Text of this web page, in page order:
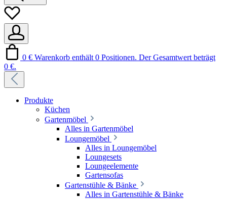
0 € Warenkorb enthält 0 Positionen. Der Gesamtwert beträgt
0 €.
Produkte
Küchen
Gartenmöbel
Alles in Gartenmöbel
Loungemöbel
Alles in Loungemöbel
Loungesets
Loungeelemente
Gartensofas
Gartenstühle & Bänke
Alles in Gartenstühle & Bänke